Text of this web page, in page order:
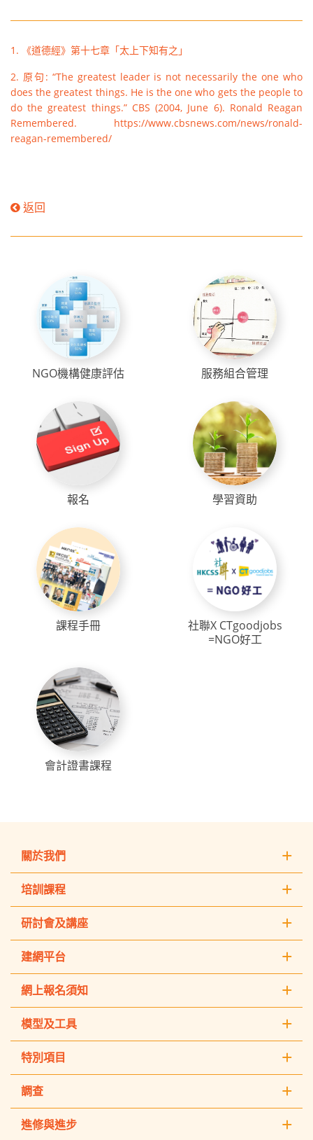
1. 《道德經》第十七章「太上下知有之」
2. 原句: “The greatest leader is not necessarily the one who
does the greatest things. He is the one who gets the people to
do the greatest things.” CBS (2004, June 6). Ronald Reagan
Remembered. https://www.cbsnews.com/news/ronald-
reagan-remembered/
返回
NGO機構健康評估 服務組合管理
報名 學習資助
課程手冊
社聯X CTgoodjobs
=NGO好工
會計證書課程
關於我們
培訓課程
研討會及講座
建網平台
網上報名須知
模型及工具
特別項目
調查
進修與進步